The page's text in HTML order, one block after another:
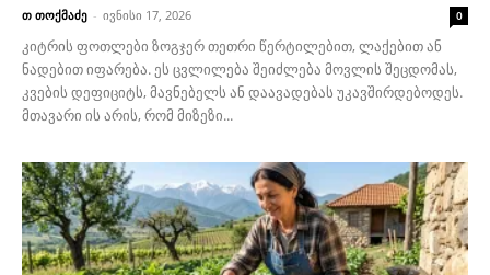
თ თოქმაძე - ივნისი 17, 2026 0
კიტრის ფოთლები ზოგჯერ თეთრი წერტილებით, ლაქებით ან
ნადებით იფარება. ეს ცვლილება შეიძლება მოვლის შეცდომას,
კვების დეფიციტს, მავნებელს ან დაავადებას უკავშირდებოდეს.
მთავარი ის არის, რომ მიზეზი...